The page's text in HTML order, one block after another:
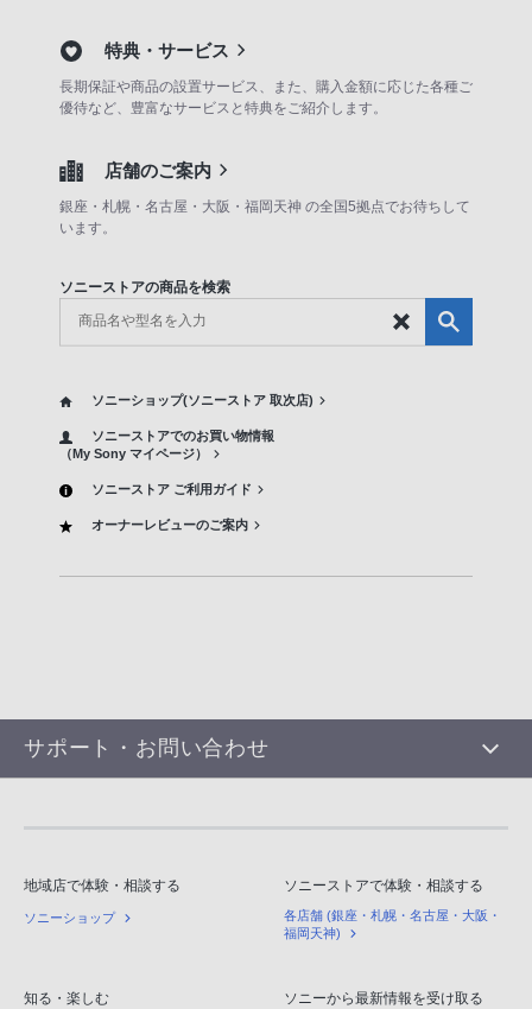
特典・サービス
長期保証や商品の設置サービス、また、購入金額に応じた各種ご
優待など、豊富なサービスと特典をご紹介します。
店舗のご案内
銀座・札幌・名古屋・大阪・福岡天神 の全国5拠点でお待ちして
います。
ソニーストアの商品を検索
ソニーショップ(ソニーストア 取次店)
ソニーストアでのお買い物情報
（My Sony マイページ）
ソニーストア ご利用ガイド
オーナーレビューのご案内
サポート・お問い合わせ
地域店で体験・相談する
ソニーショップ
ソニーストアで体験・相談する
各店舗 (銀座・札幌・名古屋・大阪・
福岡天神)
知る・楽しむ ソニーから最新情報を受け取る